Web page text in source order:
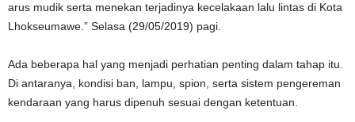
arus mudik serta menekan terjadinya kecelakaan lalu lintas di Kota
Lhokseumawe.” Selasa (29/05/2019) pagi.
Ada beberapa hal yang menjadi perhatian penting dalam tahap itu.
Di antaranya, kondisi ban, lampu, spion, serta sistem pengereman
kendaraan yang harus dipenuh sesuai dengan ketentuan.